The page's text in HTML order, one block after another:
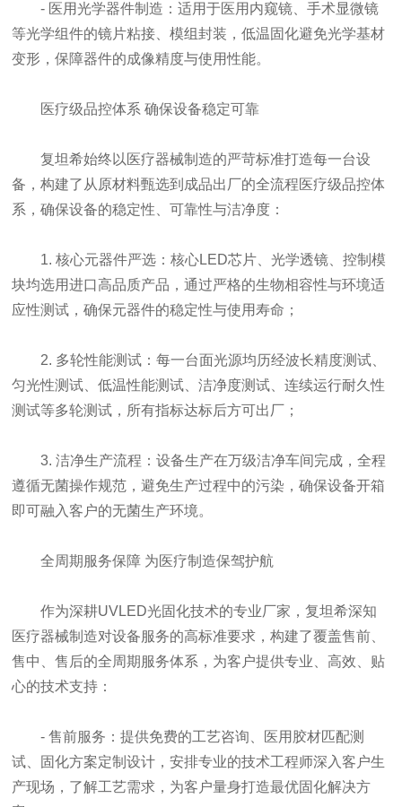
- 医用光学器件制造：适用于医用内窥镜、手术显微镜
等光学组件的镜片粘接、模组封装，低温固化避免光学基材
变形，保障器件的成像精度与使用性能。
医疗级品控体系 确保设备稳定可靠
复坦希始终以医疗器械制造的严苛标准打造每一台设
备，构建了从原材料甄选到成品出厂的全流程医疗级品控体
系，确保设备的稳定性、可靠性与洁净度：
1. 核心元器件严选：核心LED芯片、光学透镜、控制模
块均选用进口高品质产品，通过严格的生物相容性与环境适
应性测试，确保元器件的稳定性与使用寿命；
2. 多轮性能测试：每一台面光源均历经波长精度测试、
匀光性测试、低温性能测试、洁净度测试、连续运行耐久性
测试等多轮测试，所有指标达标后方可出厂；
3. 洁净生产流程：设备生产在万级洁净车间完成，全程
遵循无菌操作规范，避免生产过程中的污染，确保设备开箱
即可融入客户的无菌生产环境。
全周期服务保障 为医疗制造保驾护航
作为深耕UVLED光固化技术的专业厂家，复坦希深知
医疗器械制造对设备服务的高标准要求，构建了覆盖售前、
售中、售后的全周期服务体系，为客户提供专业、高效、贴
心的技术支持：
- 售前服务：提供免费的工艺咨询、医用胶材匹配测
试、固化方案定制设计，安排专业的技术工程师深入客户生
产现场，了解工艺需求，为客户量身打造最优固化解决方